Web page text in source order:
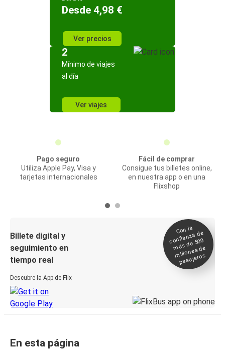
Desde 4,98 €
Ver precios
2
Mínimo de viajes
al día
Ver viajes
Pago seguro
Utiliza Apple Pay, Visa y
tarjetas internacionales
Fácil de comprar
Consigue tus billetes online,
en nuestra app o en una
Flixshop
Billete digital y
seguimiento en
tiempo real
Descubre la App de Flix
Con la
confianza de
más de 500
millones de
pasajeros
En esta página